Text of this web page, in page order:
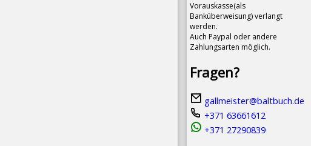
Vorauskasse(als
Banküberweisung) verlangt
werden.
Auch Paypal oder andere
Zahlungsarten möglich.
Fragen?
gallmeister@baltbuch.de
+371 63661612
+371 27290839